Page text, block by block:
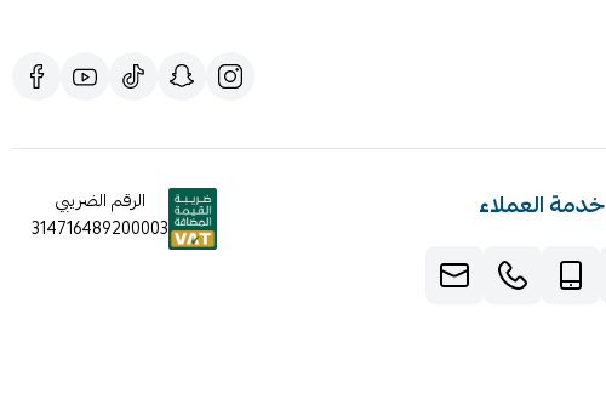
خدمة العملاء
الرقم الضريبي
314716489200003